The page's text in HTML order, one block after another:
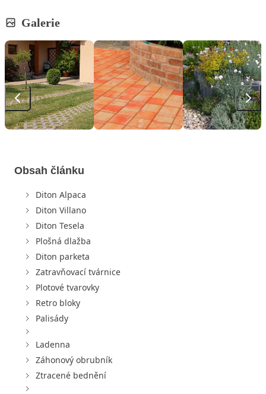
Galerie
Obsah článku
Diton Alpaca
Diton Villano
Diton Tesela
Plošná dlažba
Diton parketa
Zatravňovací tvárnice
Plotové tvarovky
Retro bloky
Palisády
Ladenna
Záhonový obrubník
Ztracené bednění